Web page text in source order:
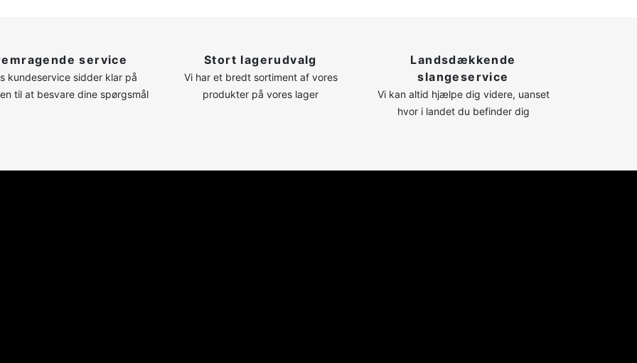
service
kundeservice sidder klar på
til at besvare dine spørgsmål
Stort lagerudvalg
Vi har et bredt sortiment af vores
produkter på vores lager
Landsdækkende
slangeservice
Vi kan altid hjælpe dig videre, uanset
hvor i landet du befinder dig